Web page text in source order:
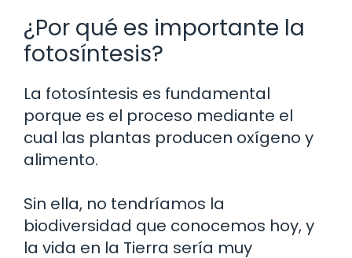
¿Por qué es importante la
fotosíntesis?
La fotosíntesis es fundamental
porque es el proceso mediante el
cual las plantas producen oxígeno y
alimento.
Sin ella, no tendríamos la
biodiversidad que conocemos hoy, y
la vida en la Tierra sería muy